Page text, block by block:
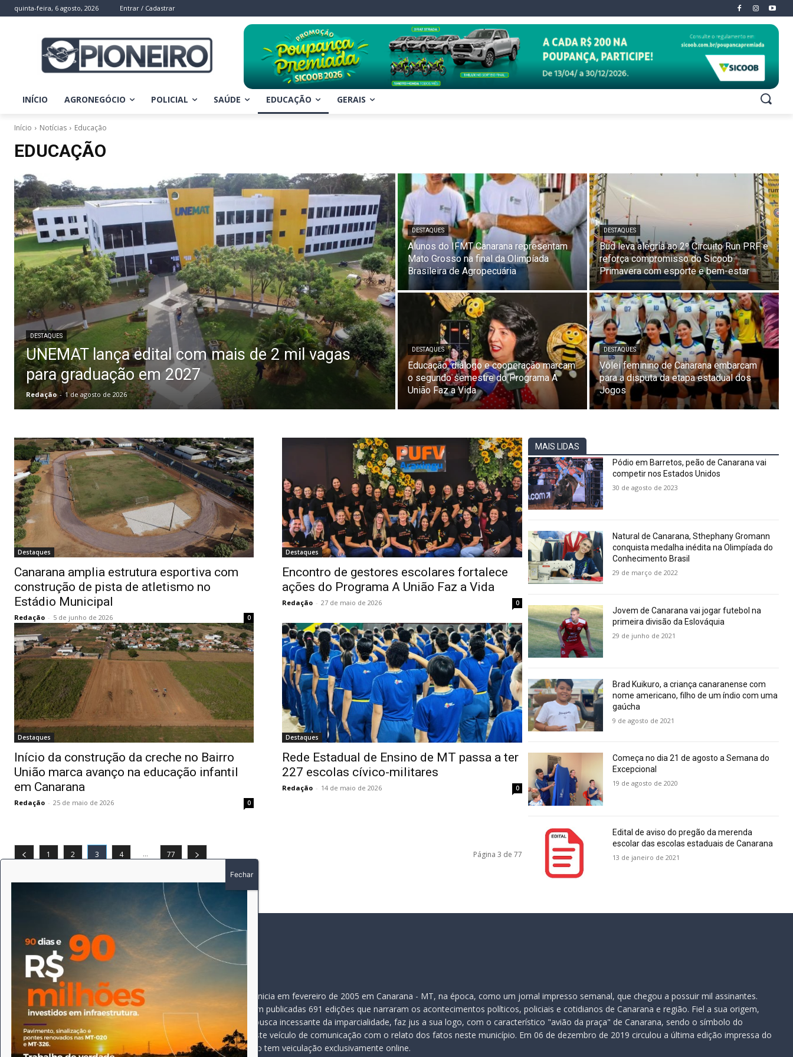
quinta-feira, 6 agosto, 2026 Entrar / Cadastrar
INÍCIO AGRONEGÓCIO POLICIAL SAÚDE EDUCAÇÃO GERAIS
Início Notícias Educação
EDUCAÇÃO
DESTAQUES
UNEMAT lança edital com mais de 2 mil vagas
para graduação em 2027
Redação - 1 de agosto de 2026
DESTAQUES
Alunos do IFMT Canarana representam
Mato Grosso na final da Olimpíada
Brasileira de Agropecuária
DESTAQUES
Bud leva alegria ao 2º Circuito Run PRF e
reforça compromisso do Sicoob
Primavera com esporte e bem-estar
DESTAQUES
Educação, diálogo e cooperação marcam
o segundo semestre do Programa A
União Faz a Vida
DESTAQUES
Vôlei feminino de Canarana embarcam
para a disputa da etapa estadual dos
Jogos
Destaques
Canarana amplia estrutura esportiva com
construção de pista de atletismo no
Estádio Municipal
Redação - 5 de junho de 2026 0
Destaques
Encontro de gestores escolares fortalece
ações do Programa A União Faz a Vida
Redação - 27 de maio de 2026 0
Destaques
Início da construção da creche no Bairro
União marca avanço na educação infantil
em Canarana
Redação - 25 de maio de 2026 0
Destaques
Rede Estadual de Ensino de MT passa a ter
227 escolas cívico-militares
Redação - 14 de maio de 2026 0
1 2 3 4 ... 77 Página 3 de 77
MAIS LIDAS
Pódio em Barretos, peão de Canarana vai
competir nos Estados Unidos
30 de agosto de 2023
Natural de Canarana, Sthephany Gromann
conquista medalha inédita na Olimpíada do
Conhecimento Brasil
29 de março de 2022
Jovem de Canarana vai jogar futebol na
primeira divisão da Eslováquia
29 de junho de 2021
Brad Kuikuro, a criança canaranense com
nome americano, filho de um índio com uma
gaúcha
9 de agosto de 2021
Começa no dia 21 de agosto a Semana do
Excepcional
19 de agosto de 2020
Edital de aviso do pregão da merenda
escolar das escolas estaduais de Canarana
13 de janeiro de 2021
SIGA-NOS
Expediente
SOBRE
A história do Pioneiro inicia em fevereiro de 2005 em Canarana - MT, na época, como um jornal impresso semanal, que chegou a possuir mil assinantes.
Durante 15 anos, foram publicadas 691 edições que narraram os acontecimentos políticos, policiais e cotidianos de Canarana e região. Fiel a sua origem,
pautado sempre pela busca incessante da imparcialidade, faz jus a sua logo, com o característico "avião da praça" de Canarana, sendo o símbolo do
comprometimento deste veículo de comunicação com o relato dos fatos neste município. Em 06 de dezembro de 2019 circulou a última edição impressa do
jornal, que desde então tem veiculação exclusivamente online.